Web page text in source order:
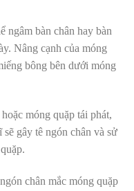
ngâm bàn chân hay bàn
Nâng cạnh của móng
bông bên dưới móng
móng quặp tái phát,
gây tê ngón chân và sử
chân mắc móng quặp